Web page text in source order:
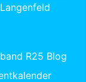
R25 Blog